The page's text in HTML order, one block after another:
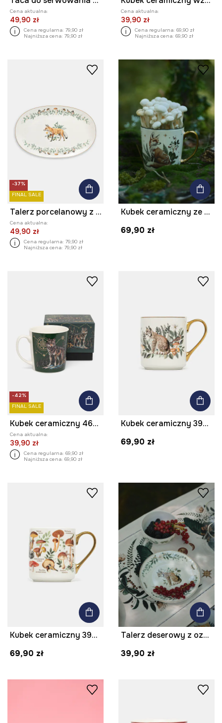
Cena aktualna:
49,90 zł
Cena regularna: 79,90 zł
Najniższa cena: 79,90 zł
Cena aktualna:
39,90 zł
Cena regularna: 69,90 zł
Najniższa cena: 69,90 zł
-37%
FINAL SALE
Talerz porcelanowy z ozdobnym wzorem
Cena aktualna:
49,90 zł
Cena regularna: 79,90 zł
Najniższa cena: 79,90 zł
Kubek ceramiczny ze zwierzęcym motywem
69,90 zł
-42%
FINAL SALE
Kubek ceramiczny 460 ml wzorzysty
Cena aktualna:
39,90 zł
Cena regularna: 69,90 zł
Najniższa cena: 69,90 zł
Kubek ceramiczny 390 ml z ozdobnym wzorem
69,90 zł
Kubek ceramiczny 390 ml z ozdobnym wzorem
69,90 zł
Talerz deserowy z ozdobnym wzorem
39,90 zł